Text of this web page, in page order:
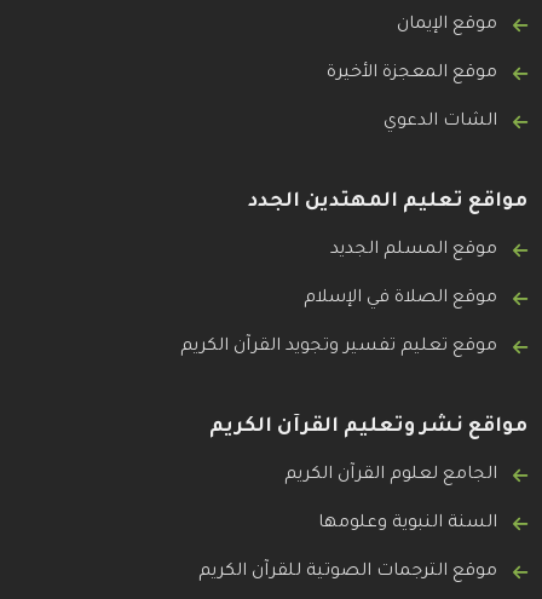
موقع الإيمان
موقع المعجزة الأخيرة
الشات الدعوي
مواقع تعليم المهتدين الجدد
موقع المسلم الجديد
موقع الصلاة في الإسلام
موقع تعليم تفسير وتجويد القرآن الكريم
مواقع نشر وتعليم القرآن الكريم
الجامع لعلوم القرآن الكريم
السنة النبوية وعلومها
موقع الترجمات الصوتية للقرآن الكريم